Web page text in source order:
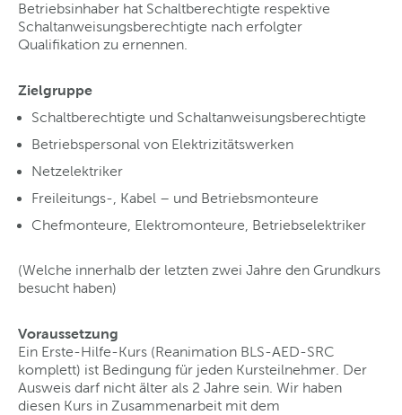
Betriebsinhaber hat Schaltberechtigte respektive
Schaltanweisungsberechtigte nach erfolgter
Qualifikation zu ernennen.
Zielgruppe
Schaltberechtigte und Schaltanweisungsberechtigte
Betriebspersonal von Elektrizitätswerken
Netzelektriker
Freileitungs-, Kabel – und Betriebsmonteure
Chefmonteure, Elektromonteure, Betriebselektriker
(Welche innerhalb der letzten zwei Jahre den Grundkurs
besucht haben)
Voraussetzung
Ein Erste-Hilfe-Kurs (Reanimation BLS-AED-SRC
komplett) ist Bedingung für jeden Kursteilnehmer. Der
Ausweis darf nicht älter als 2 Jahre sein. Wir haben
diesen Kurs in Zusammenarbeit mit dem